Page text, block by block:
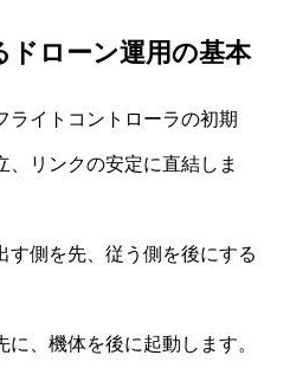
ドローン運用の基本
ライトコントローラの初期
リンクの安定に直結しま
す側を先、従う側を後にする
、機体を後に起動します。